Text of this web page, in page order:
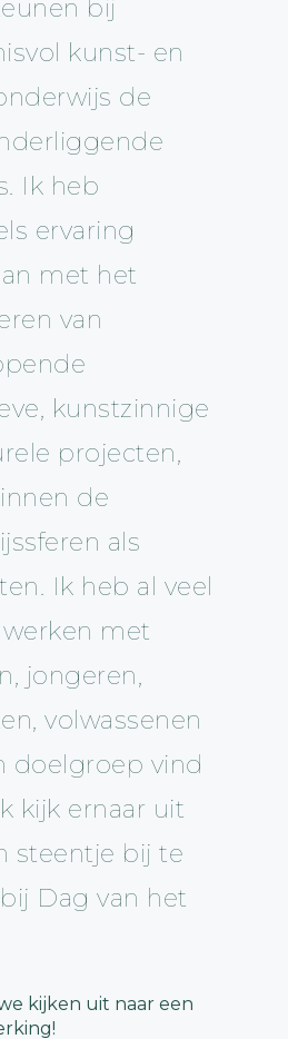
bij
kunst- en
de
Ik heb
ervaring
met het
van
kunstzinnige
projecten,
de
als
Ik heb al veel
met
jongeren,
volwassenen
doelgroep vind
kijk ernaar uit
steentje bij te
Dag van het
kijken uit naar een